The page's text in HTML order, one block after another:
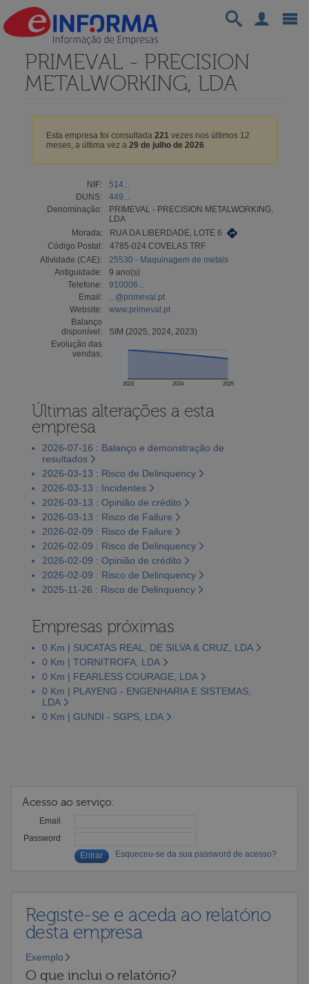
PRIMEVAL - PRECISION
METALWORKING, LDA
Esta empresa foi consultada 221vezes nos últimos 12
meses, a última vez a 29 de julho de 2026.
NIF:
514...
DUNS:
449...
Denominação:
PRIMEVAL - PRECISION METALWORKING,
LDA
Morada:
RUA DA LIBERDADE, LOTE 6
Código Postal:
4785-024 COVELAS TRF
Atividade (CAE):
25530 - Maquinagem de metais
Antiguidade:
9 ano(s)
Telefone:
910006...
Email:
...@primeval.pt
Website:
www.primeval.pt
Balanço
disponível:
SIM (2025, 2024, 2023)
Evolução das
vendas:
2023 2024 2025
Últimas alterações a esta
empresa
2026-07-16 : Balanço e demonstração de
resultados
2026-03-13 : Risco de Delinquency
2026-03-13 : Incidentes
2026-03-13 : Opinião de crédito
2026-03-13 : Risco de Failure
2026-02-09 : Risco de Failure
2026-02-09 : Risco de Delinquency
2026-02-09 : Opinião de crédito
2026-02-09 : Risco de Delinquency
2025-11-26 : Risco de Delinquency
Empresas próximas
0 Km | SUCATAS REAL, DE SILVA & CRUZ, LDA
0 Km | TORNITROFA, LDA
0 Km | FEARLESS COURAGE, LDA
0 Km | PLAYENG - ENGENHARIA E SISTEMAS,
LDA
0 Km | GUNDI - SGPS, LDA
Acesso ao serviço:
Email
Password
Esqueceu-se da sua password de acesso?
Registe-se e aceda ao relatório
desta empresa
Exemplo
O que inclui o relatório?